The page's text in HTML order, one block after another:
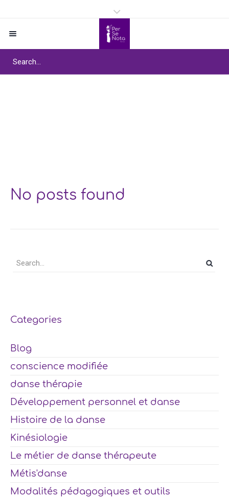
No posts found
Categories
Blog
conscience modifiée
danse thérapie
Développement personnel et danse
Histoire de la danse
Kinésiologie
Le métier de danse thérapeute
Métis'danse
Modalités pédagogiques et outils